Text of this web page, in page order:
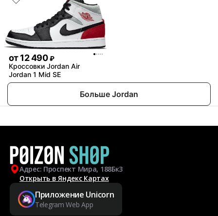
от12 490 ₽
Кроссовки Jordan Air
Jordan 1 Mid SE
Больше Jordan
Адрес: Проспект Мира, 188Бк3
Открыть в Яндекс Картах
Приложение Unicorn
Telegram Web App